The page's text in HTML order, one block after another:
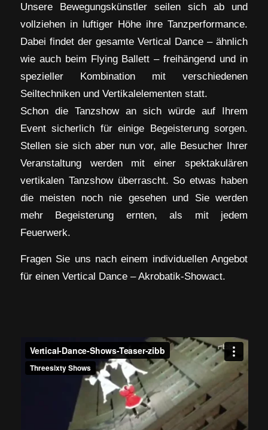
Unsere Bewegungskünstler seilen sich ab und
vollziehen in luftiger Höhe ihre Tanzperformance.
Dabei findet der gesamte Vertical Dance – ähnlich
wie auch beim Flying Ballett – freihängend und in
spezieller Kombination mit verschiedenen
Seiltechniken und Vertikalelementen statt.
Schon die Tanzshow an sich würde auf Ihrem
Event sicherlich für einige Begeisterung sorgen.
Stellen sie sich aber nun vor, alle Besucher Ihrer
Veranstaltung werden mit einer spektakulären
vertikalen Tanzshow überrascht. So etwas haben
die meisten noch nie gesehen und Sie werden
mehr Begeisterung ernten, als mit jedem
Feuerwerk.
Fragen Sie uns nach einem individuellen Angebot
für einen Vertical Dance – Akrobatik-Showact.